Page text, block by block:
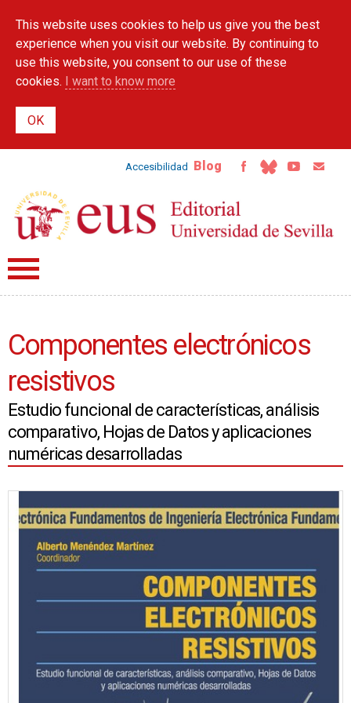
main
content
This website uses cookies to help us give you the best
experience when you visit our website. By continuing to
use this website, you consent to our use of these
cookies. I want to know more
Accesibilidad Blog
Componentes electrónicos
resistivos
Estudio funcional de características, análisis
comparativo, Hojas de Datos y aplicaciones
numéricas desarrolladas